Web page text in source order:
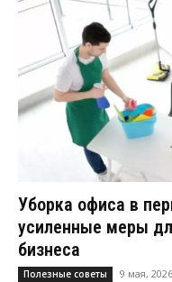
Уборка офиса в
усиленные меры
бизнеса
Полезные советы 9 мая, 2026